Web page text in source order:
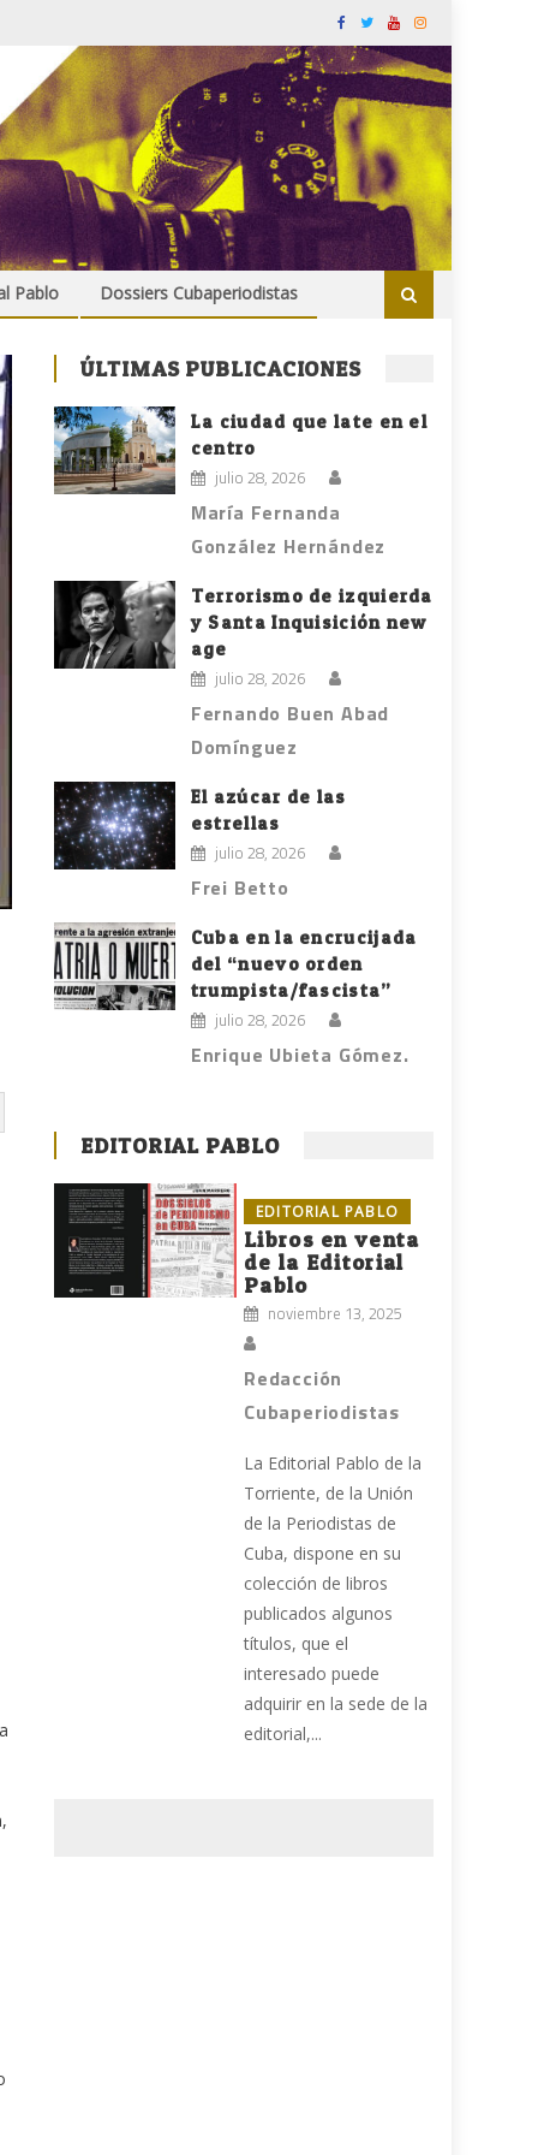
Pablo Dossiers Cubaperiodistas
ÚLTIMAS PUBLICACIONES
La ciudad que late en el
centro
julio 28, 2026
María Fernanda
González Hernández
Terrorismo de izquierda
y Santa Inquisición new
age
julio 28, 2026
Fernando Buen Abad
Domínguez
El azúcar de las
estrellas
julio 28, 2026
Frei Betto
Cuba en la encrucijada
del “nuevo orden
trumpista/fascista”
julio 28, 2026
Enrique Ubieta Gómez.
EDITORIAL PABLO
EDITORIAL PABLO
Libros en venta
de la Editorial
Pablo
noviembre 13, 2025
Redacción
Cubaperiodistas
La Editorial Pablo de la
Torriente, de la Unión
de la Periodistas de
Cuba, dispone en su
colección de libros
publicados algunos
títulos, que el
interesado puede
adquirir en la sede de la
editorial,...